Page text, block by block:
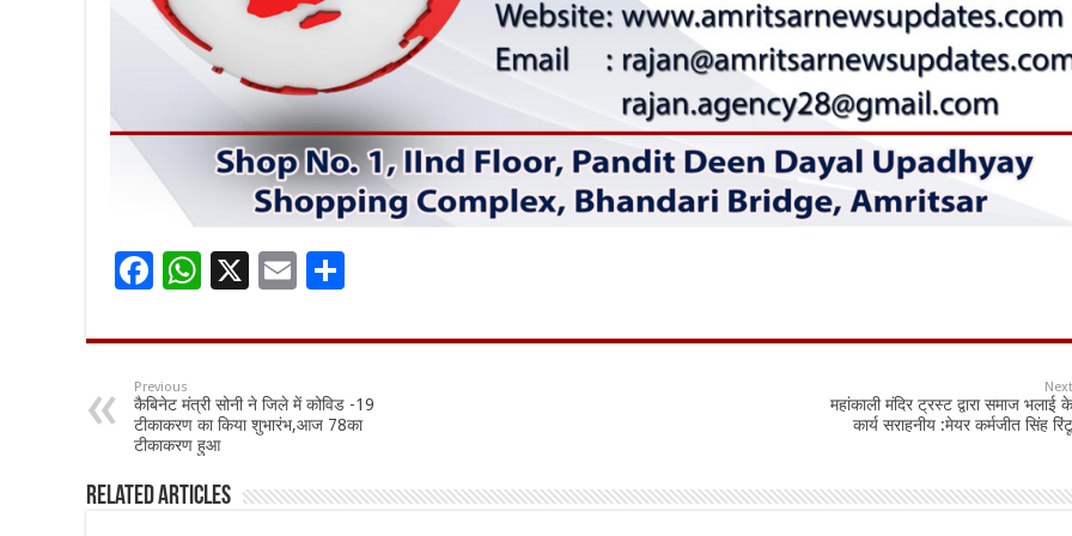
F
e
b
o
o
k
W
at
sA
p
p
X
E
ai
l
ar
Previous
कैबिनेट मंत्री सोनी ने जिले में कोविड -19
टीकाकरण का किया शुभारंभ,आज 78का
टीकाकरण हुआ
Next
महांकाली मंदिर ट्रस्ट द्वारा समाज भलाई के
कार्य सराहनीय :मेयर कर्मजीत सिंह रिंटू
Related Articles